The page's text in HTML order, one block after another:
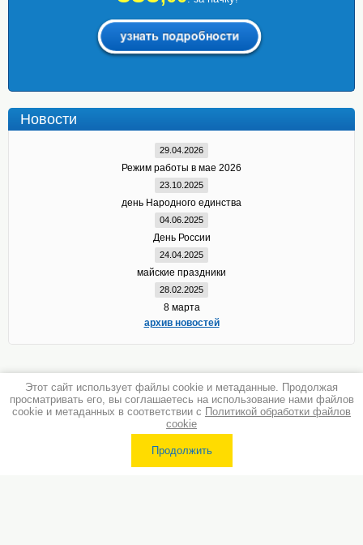
Новости
29.04.2026
Режим работы в мае 2026
23.10.2025
день Народного единства
04.06.2025
День России
24.04.2025
майские праздники
28.02.2025
8 марта
архив новостей
Этот сайт использует файлы cookie и метаданные. Продолжая
просматривать его, вы соглашаетесь на использование нами файлов
cookie и метаданных в соответствии с Политикой обработки файлов
cookie
Продолжить